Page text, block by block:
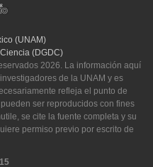
(UNAM)
(DGDC)
2026. La información aquí
de la UNAM y es
refleja el punto de
ser reproducidos con fines
se cite la fuente completa y su
permiso previo por escrito de